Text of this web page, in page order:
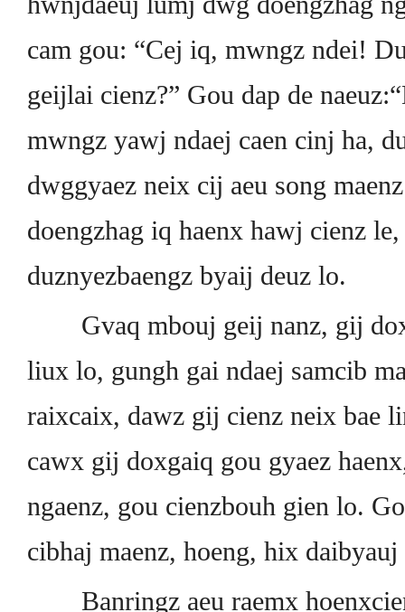
cam gou: “Cej iq, mwngz ndei!
geijlai cienz?” Gou dap de
mwngz yawj ndaej caen cinj ha,
dwggyaez neix cij aeu song
doengzhag iq haenx hawj cienz
duznyezbaengz byaij deuz lo.
Gvaq mbouj geij nanz, gij
liux lo, gungh gai ndaej samcib
raixcaix, dawz gij cienz neix bae
cawx gij doxgaiq gou gyaez
ngaenz, gou cienzbouh gien lo.
cibhaj maenz, hoeng, hix
Banringz aeu raemx